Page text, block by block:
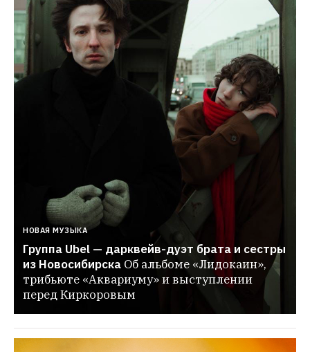
НОВАЯ МУЗЫКА
Группа Ubel — дарквейв-дуэт брата и сестры
из Новосибирска Об альбоме «Лидокаин»,
трибьюте «Аквариуму» и выступлении
перед Киркоровым